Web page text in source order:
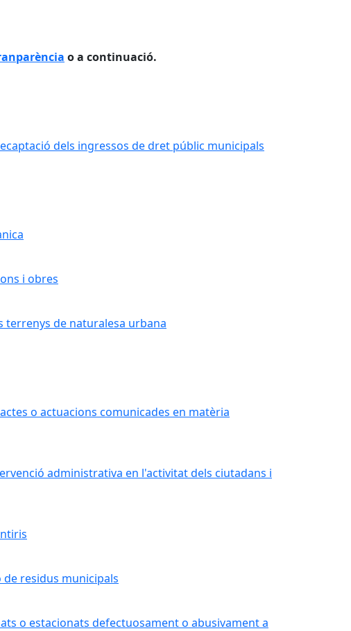
o a continuació.
dels ingressos de dret públic municipals
i obres
terrenys de naturalesa urbana
o actuacions comunicades en matèria
administrativa en l'activitat dels ciutadans i
de residus municipals
o estacionats defectuosament o abusivament a